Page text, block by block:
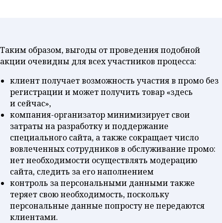
Таким образом, выгоды от проведения подобной
акции очевидны для всех участников процесса:
клиент получает возможность участия в промо без
регистрации и может получить товар «здесь
и сейчас»,
компания-организатор минимизирует свои
затраты на разработку и поддержание
специального сайта, а также сокращает число
вовлеченных сотрудников в обслуживание промо:
нет необходимости осуществлять модерацию
сайта, следить за его наполнением
контроль за персональными данными также
теряет свою необходимость, поскольку
персональные данные попросту не передаются
клиентами.